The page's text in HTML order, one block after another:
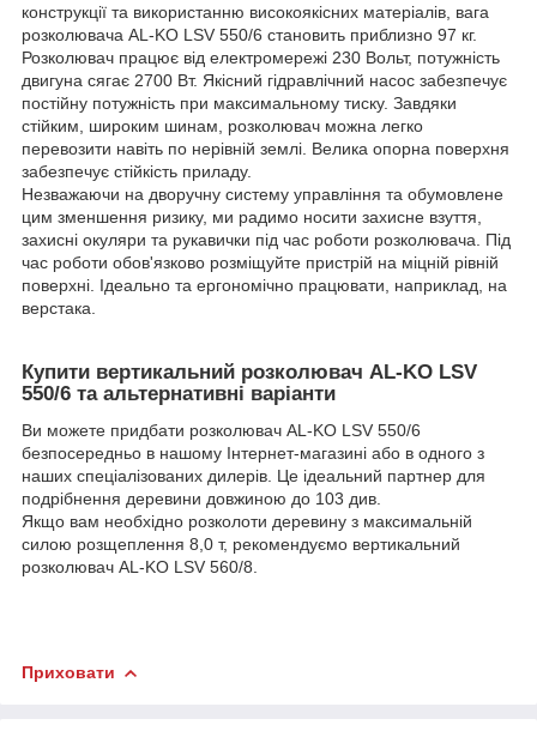
конструкції та використанню високоякісних матеріалів, вага
розколювача AL-KO LSV 550/6 становить приблизно 97 кг.
Розколювач працює від електромережі 230 Вольт, потужність
двигуна сягає 2700 Вт. Якісний гідравлічний насос забезпечує
постійну потужність при максимальному тиску. Завдяки
стійким, широким шинам, розколювач можна легко
перевозити навіть по нерівній землі. Велика опорна поверхня
забезпечує стійкість приладу.
Незважаючи на дворучну систему управління та обумовлене
цим зменшення ризику, ми радимо носити захисне взуття,
захисні окуляри та рукавички під час роботи розколювача. Під
час роботи обов'язково розміщуйте пристрій на міцній рівній
поверхні. Ідеально та ергономічно працювати, наприклад, на
верстака.
Купити вертикальний розколювач AL-KO LSV
550/6 та альтернативні варіанти
Ви можете придбати розколювач AL-KO LSV 550/6
безпосередньо в нашому Інтернет-магазині або в одного з
наших спеціалізованих дилерів. Це ідеальний партнер для
подрібнення деревини довжиною до 103 див.
Якщо вам необхідно розколоти деревину з максимальній
силою розщеплення 8,0 т, рекомендуємо вертикальний
розколювач AL-KO LSV 560/8.
Приховати